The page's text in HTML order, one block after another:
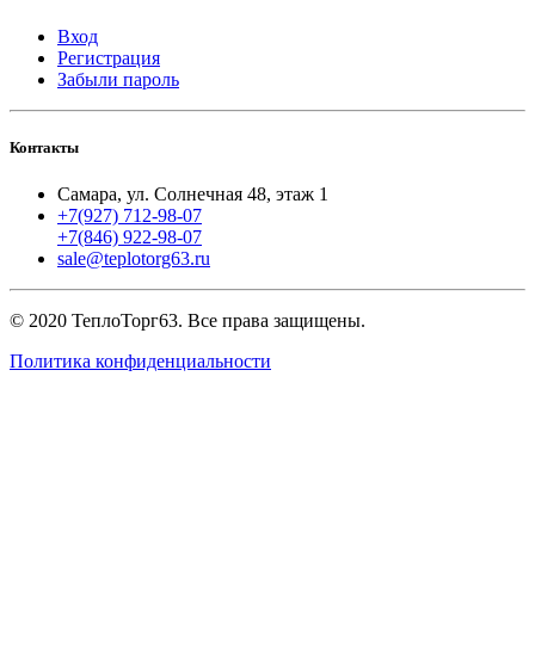
Вход
Регистрация
Забыли пароль
Контакты
Самара, ул. Солнечная 48, этаж 1
+7(927) 712-98-07
+7(846) 922-98-07
sale@teplotorg63.ru
© 2020 ТеплоТорг63. Все права защищены.
Политика конфиденциальности